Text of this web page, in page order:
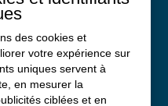
des cookies et
votre expérience sur
uniques servent à
en mesurer la
ciblées et en